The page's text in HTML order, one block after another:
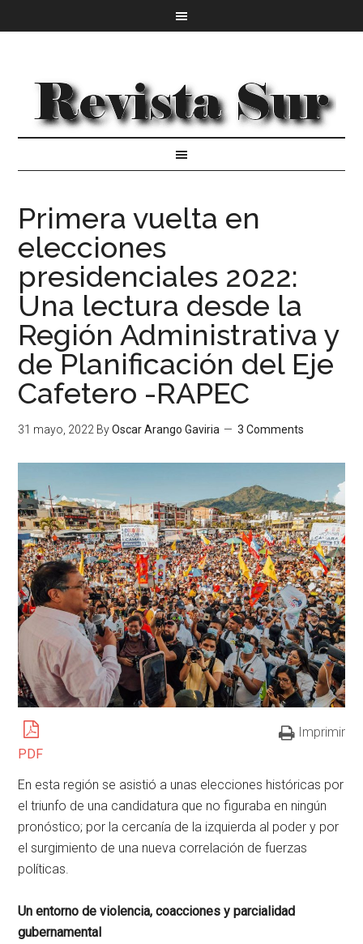
Primera vuelta en
elecciones
presidenciales 2022:
Una lectura desde la
Región Administrativa y
de Planificación del Eje
Cafetero -RAPEC
31 mayo, 2022 ByOscar Arango Gaviria 3 Comments
PDF
Imprimir
En esta región se asistió a unas elecciones históricas por
el triunfo de una candidatura que no figuraba en ningún
pronóstico; por la cercanía de la izquierda al poder y por
el surgimiento de una nueva correlación de fuerzas
políticas.
Un entorno de violencia, coacciones y parcialidad
gubernamental